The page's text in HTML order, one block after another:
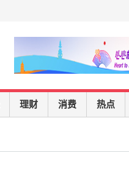
理财 消费 热点